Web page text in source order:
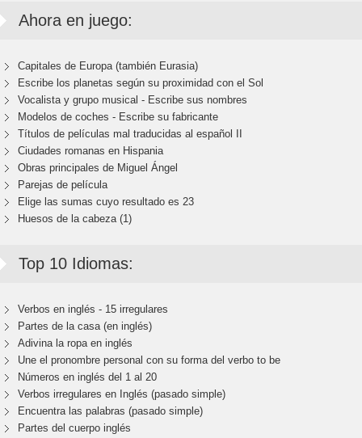
Ahora en juego:
Capitales de Europa (también Eurasia)
Escribe los planetas según su proximidad con el Sol
Vocalista y grupo musical - Escribe sus nombres
Modelos de coches - Escribe su fabricante
Títulos de películas mal traducidas al español II
Ciudades romanas en Hispania
Obras principales de Miguel Ángel
Parejas de película
Elige las sumas cuyo resultado es 23
Huesos de la cabeza (1)
Top 10 Idiomas:
Verbos en inglés - 15 irregulares
Partes de la casa (en inglés)
Adivina la ropa en inglés
Une el pronombre personal con su forma del verbo to be
Números en inglés del 1 al 20
Verbos irregulares en Inglés (pasado simple)
Encuentra las palabras (pasado simple)
Partes del cuerpo inglés